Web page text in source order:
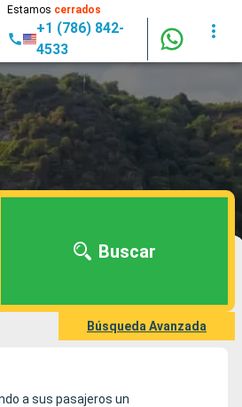
Estamos cerrados
+1 (786) 842-
4533
Buscar
Búsqueda Avanzada
a sus pasajeros un